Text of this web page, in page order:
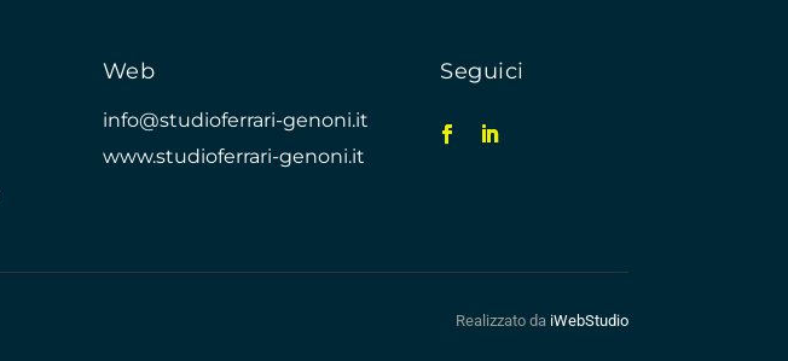
Web
info@studioferrari-genoni.it
www.studioferrari-genoni.it
Seguici
Realizzato da iWebStudio